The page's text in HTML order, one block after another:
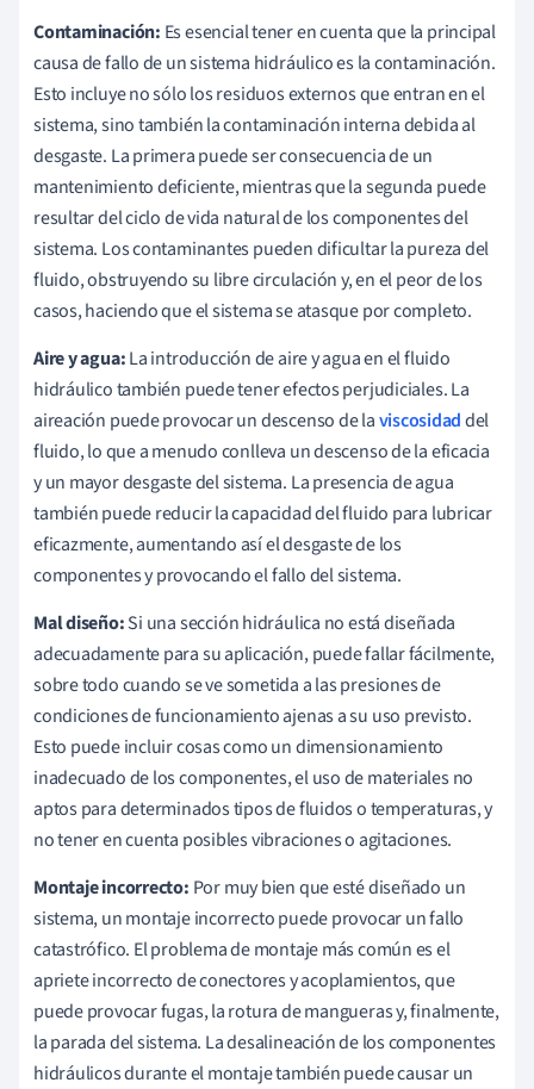
Contaminación: Es esencial tener en cuenta que la principal
causa de fallo de un sistema hidráulico es la contaminación.
Esto incluye no sólo los residuos externos que entran en el
sistema, sino también la contaminación interna debida al
desgaste. La primera puede ser consecuencia de un
mantenimiento deficiente, mientras que la segunda puede
resultar del ciclo de vida natural de los componentes del
sistema. Los contaminantes pueden dificultar la pureza del
fluido, obstruyendo su libre circulación y, en el peor de los
casos, haciendo que el sistema se atasque por completo.
Aire y agua:La introducción de aire y agua en el fluido
hidráulico también puede tener efectos perjudiciales. La
aireación puede provocar un descenso de laviscosidaddel
fluido, lo que a menudo conlleva un descenso de la eficacia
y un mayor desgaste del sistema. La presencia de agua
también puede reducir la capacidad del fluido para lubricar
eficazmente, aumentando así el desgaste de los
componentes y provocando el fallo del sistema.
Mal diseño:Si una sección hidráulica no está diseñada
adecuadamente para su aplicación, puede fallar fácilmente,
sobre todo cuando se ve sometida a las presiones de
condiciones de funcionamiento ajenas a su uso previsto.
Esto puede incluir cosas como un dimensionamiento
inadecuado de los componentes, el uso de materiales no
aptos para determinados tipos de fluidos o temperaturas, y
no tener en cuenta posibles vibraciones o agitaciones.
Montaje incorrecto: Por muy bien que esté diseñado un
sistema, un montaje incorrecto puede provocar un fallo
catastrófico. El problema de montaje más común es el
apriete incorrecto de conectores y acoplamientos, que
puede provocar fugas, la rotura de mangueras y, finalmente,
la parada del sistema. La desalineación de los componentes
hidráulicos durante el montaje también puede causar un